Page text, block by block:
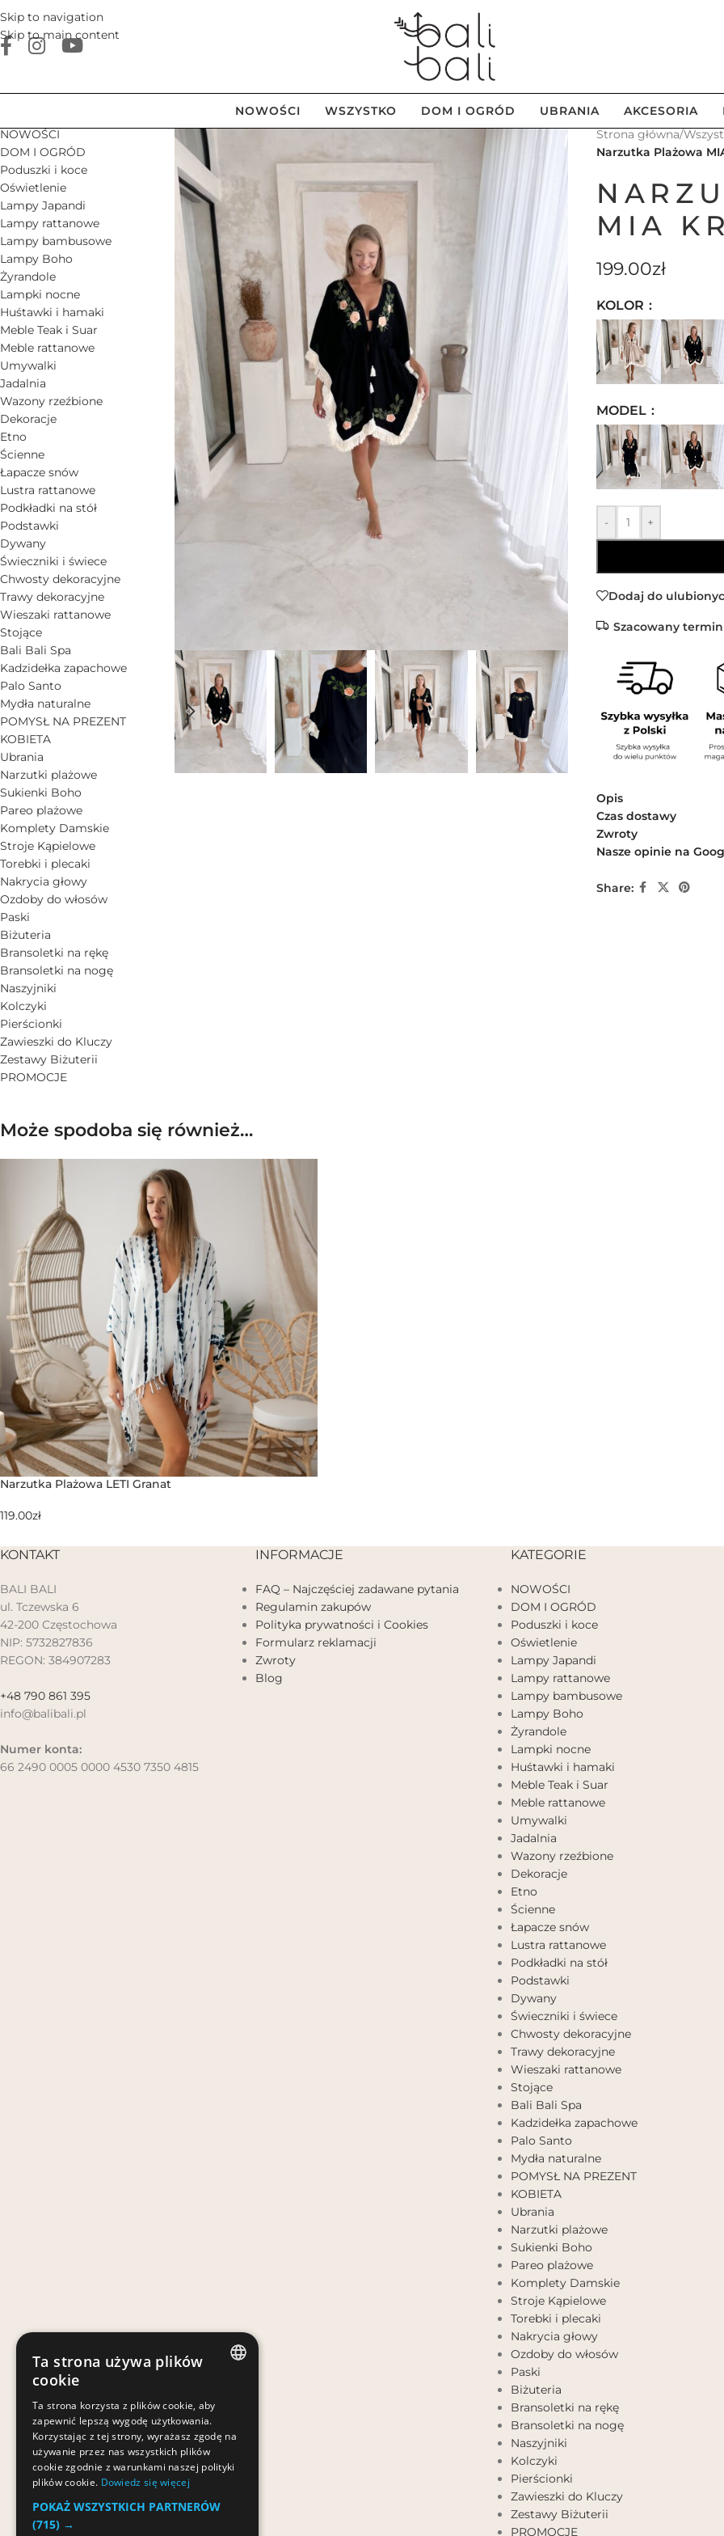
Skip to navigation
Skip to main content
NOWOŚCI WSZYSTKO DOM I OGRÓD UBRANIA AKCESORIA
NOWOŚCI
DOM I OGRÓD
Poduszki i koce
Oświetlenie
Lampy Japandi
Lampy rattanowe
Lampy bambusowe
Lampy Boho
Żyrandole
Lampki nocne
Huśtawki i hamaki
Meble Teak i Suar
Meble rattanowe
Umywalki
Jadalnia
Wazony rzeźbione
Dekoracje
Etno
Ścienne
Łapacze snów
Lustra rattanowe
Podkładki na stół
Podstawki
Dywany
Świeczniki i świece
Chwosty dekoracyjne
Trawy dekoracyjne
Wieszaki rattanowe
Stojące
Bali Bali Spa
Kadzidełka zapachowe
Palo Santo
Mydła naturalne
POMYSŁ NA PREZENT
KOBIETA
Ubrania
Narzutki plażowe
Sukienki Boho
Pareo plażowe
Komplety Damskie
Stroje Kąpielowe
Torebki i plecaki
Nakrycia głowy
Ozdoby do włosów
Paski
Biżuteria
Bransoletki na rękę
Bransoletki na nogę
Naszyjniki
Kolczyki
Pierścionki
Zawieszki do Kluczy
Zestawy Biżuterii
PROMOCJE
Strona główna/
Narzutka Plażowa
MIA
199.00zł
KOLOR
MODEL
- +
Dodaj do
Szacowany
Opis
Czas dostawy
Zwroty
Nasze opinie na
Share:
Może spodoba się również…
Narzutka Plażowa LETI Granat
119.00zł
KONTAKT
BALI BALI
ul. Tczewska 6
42-200 Częstochowa
NIP: 5732827836
REGON: 384907283
+48 790 861 395
info@balibali.pl
Numer konta:
66 2490 0005 0000 4530 7350 4815
INFORMACJE
FAQ – Najczęściej zadawane pytania
Regulamin zakupów
Polityka prywatności i Cookies
Formularz reklamacji
Zwroty
Blog
KATEGORIE
NOWOŚCI
DOM I OGRÓD
Poduszki i koce
Oświetlenie
Lampy Japandi
Lampy rattanowe
Lampy bambusowe
Lampy Boho
Żyrandole
Lampki nocne
Huśtawki i hamaki
Meble Teak i Suar
Meble rattanowe
Umywalki
Jadalnia
Wazony rzeźbione
Dekoracje
Etno
Ścienne
Łapacze snów
Lustra rattanowe
Podkładki na stół
Podstawki
Dywany
Świeczniki i świece
Chwosty dekoracyjne
Trawy dekoracyjne
Wieszaki rattanowe
Stojące
Bali Bali Spa
Kadzidełka zapachowe
Palo Santo
Mydła naturalne
POMYSŁ NA PREZENT
KOBIETA
Ubrania
Narzutki plażowe
Sukienki Boho
Pareo plażowe
Komplety Damskie
Stroje Kąpielowe
Torebki i plecaki
Nakrycia głowy
Ozdoby do włosów
Paski
Biżuteria
Bransoletki na rękę
Bransoletki na nogę
Naszyjniki
Kolczyki
Pierścionki
Zawieszki do Kluczy
Zestawy Biżuterii
PROMOCJE
POLISH
Ta strona używa plików
cookie
Ta strona korzysta z plików cookie, aby
zapewnić lepszą wygodę użytkowania.
Korzystając z tej strony, wyrażasz zgodę na
używanie przez nas wszystkich plików
cookie zgodnie z warunkami naszej polityki
plików cookie. Dowiedz się więcej
POKAŻ WSZYSTKICH PARTNERÓW
(715) →